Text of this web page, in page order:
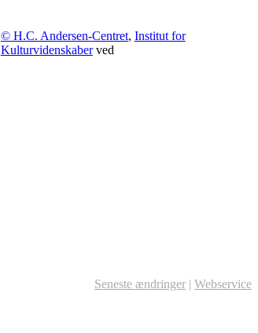
© H.C. Andersen-Centret, Institut for
Kulturvidenskaberved
Seneste ændringer | Webservice